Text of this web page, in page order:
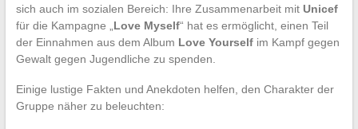
sich auch im sozialen Bereich: Ihre Zusammenarbeit mit Unicef
für die Kampagne „ Love Myself“ hat es ermöglicht, einen Teil
der Einnahmen aus dem Album Love Yourselfim Kampf gegen
Gewalt gegen Jugendliche zu spenden.
Einige lustige Fakten und Anekdoten helfen, den Charakter der
Gruppe näher zu beleuchten: